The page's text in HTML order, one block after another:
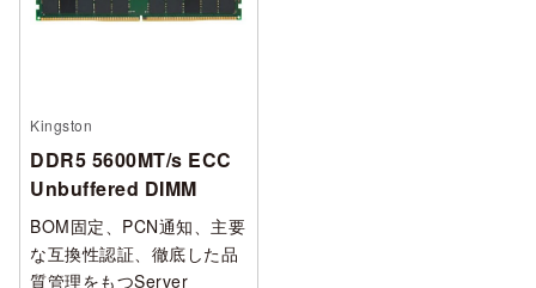
Kingston
DDR5 5600MT/s ECC
Unbuffered DIMM
BOM固定、PCN通知、主要
な互換性認証、徹底した品
質管理をもつServer